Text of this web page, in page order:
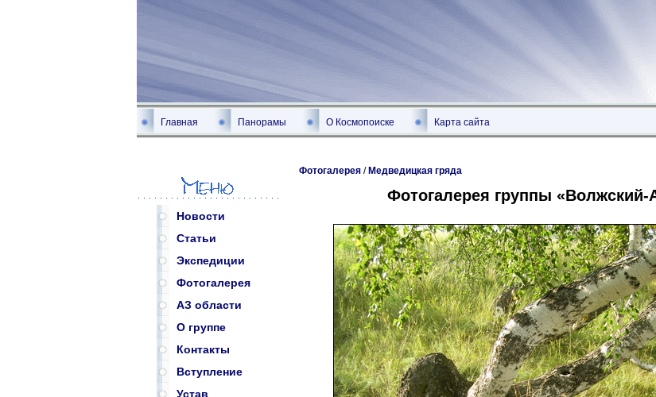
Главная Панорамы О Космопоиске Карта сайта
Новости
Статьи
Экспедиции
Фотогалерея
АЗ области
О группе
Контакты
Вступление
Устав
Фотогалерея / Медведицкая гряда
Фотогалерея группы «Волжский-